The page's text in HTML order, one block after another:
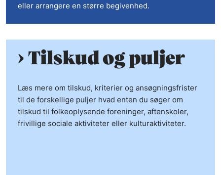
eller arrangere en større begivenhed.
Tilskud og puljer
Læs mere om tilskud, kriterier og ansøgningsfrister
til de forskellige puljer hvad enten du søger om
tilskud til folkeoplysende foreninger, aftenskoler,
frivillige sociale aktiviteter eller kulturaktiviteter.